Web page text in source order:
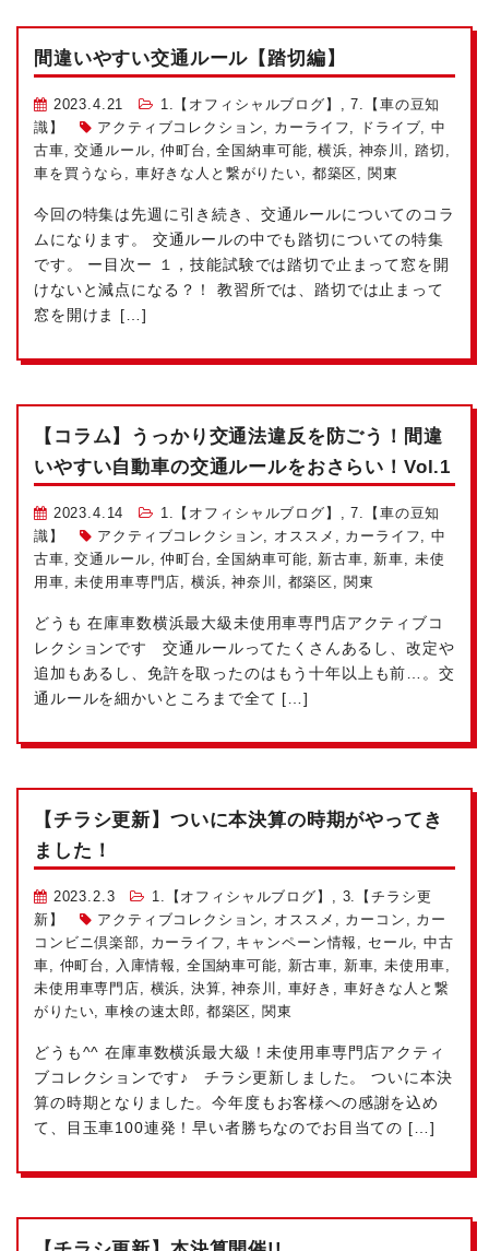
間違いやすい交通ルール【踏切編】
2023.4.21 1.【オフィシャルブログ】 ,7.【車の豆知
識】
アクティブコレクション カーライフ ドライブ ,中
古車 ,交通ルール ,仲町台 ,全国納車可能 ,横浜 神奈川 踏切
車を買うなら
車好きな人と繋がりたい 都築区 関東
今回の特集は先週に引き続き、交通ルールについてのコラ
ムになります。 交通ルールの中でも踏切についての特集
です。 ー目次ー １，技能試験では踏切で止まって窓を開
けないと減点になる？！ 教習所では、踏切では止まって
窓を開けま […]
【コラム】うっかり交通法違反を防ごう！間違
いやすい自動車の交通ルールをおさらい！Vol.1
2023.4.14 1.【オフィシャルブログ】 ,7.【車の豆知
識】
アクティブコレクション オススメ カーライフ ,中
古車 ,交通ルール ,仲町台 ,全国納車可能 新古車 新車
未使
用車 ,未使用車専門店 横浜 ,神奈川 都築区 関東
どうも 在庫車数横浜最大級未使用車専門店アクティブコ
レクションです
交通ルールってたくさんあるし、改定や
追加もあるし、免許を取ったのはもう十年以上も前…。交
通ルールを細かいところまで全て […]
【チラシ更新】ついに本決算の時期がやってき
ました！
2023.2.3 1.【オフィシャルブログ】
3.【チラシ更
新】
アクティブコレクション オススメ カーコン
カー
コンビニ倶楽部
カーライフ キャンペーン情報 セール ,中古
車
仲町台 入庫情報 全国納車可能 新古車 新車 ,未使用車
未使用車専門店
横浜 決算 ,神奈川 車好き
車好きな人と繋
がりたい ,車検の速太郎 都築区 関東
どうも^^ 在庫車数横浜最大級！未使用車専門店アクティ
ブコレクションです♪ チラシ更新しました。 ついに本決
算の時期となりました。今年度もお客様への感謝を込め
て、目玉車100連発！早い者勝ちなのでお目当ての […]